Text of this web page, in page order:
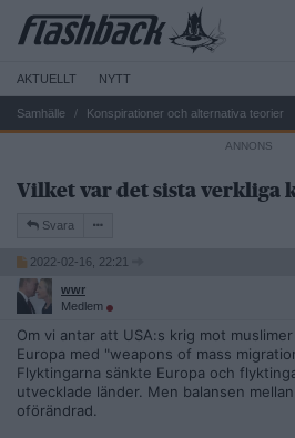
AKTUELLT NYTT
Samhälle Konspirationer och alternativa teorier
Vilket var det sista verkliga
Svara
2022-02-16, 22:21
wwr
Medlem
Om vi antar att USA:s krig mot
Europa med "weapons of mass
Flyktingarna sänkte Europa och
utvecklade länder. Men balansen
oförändrad.